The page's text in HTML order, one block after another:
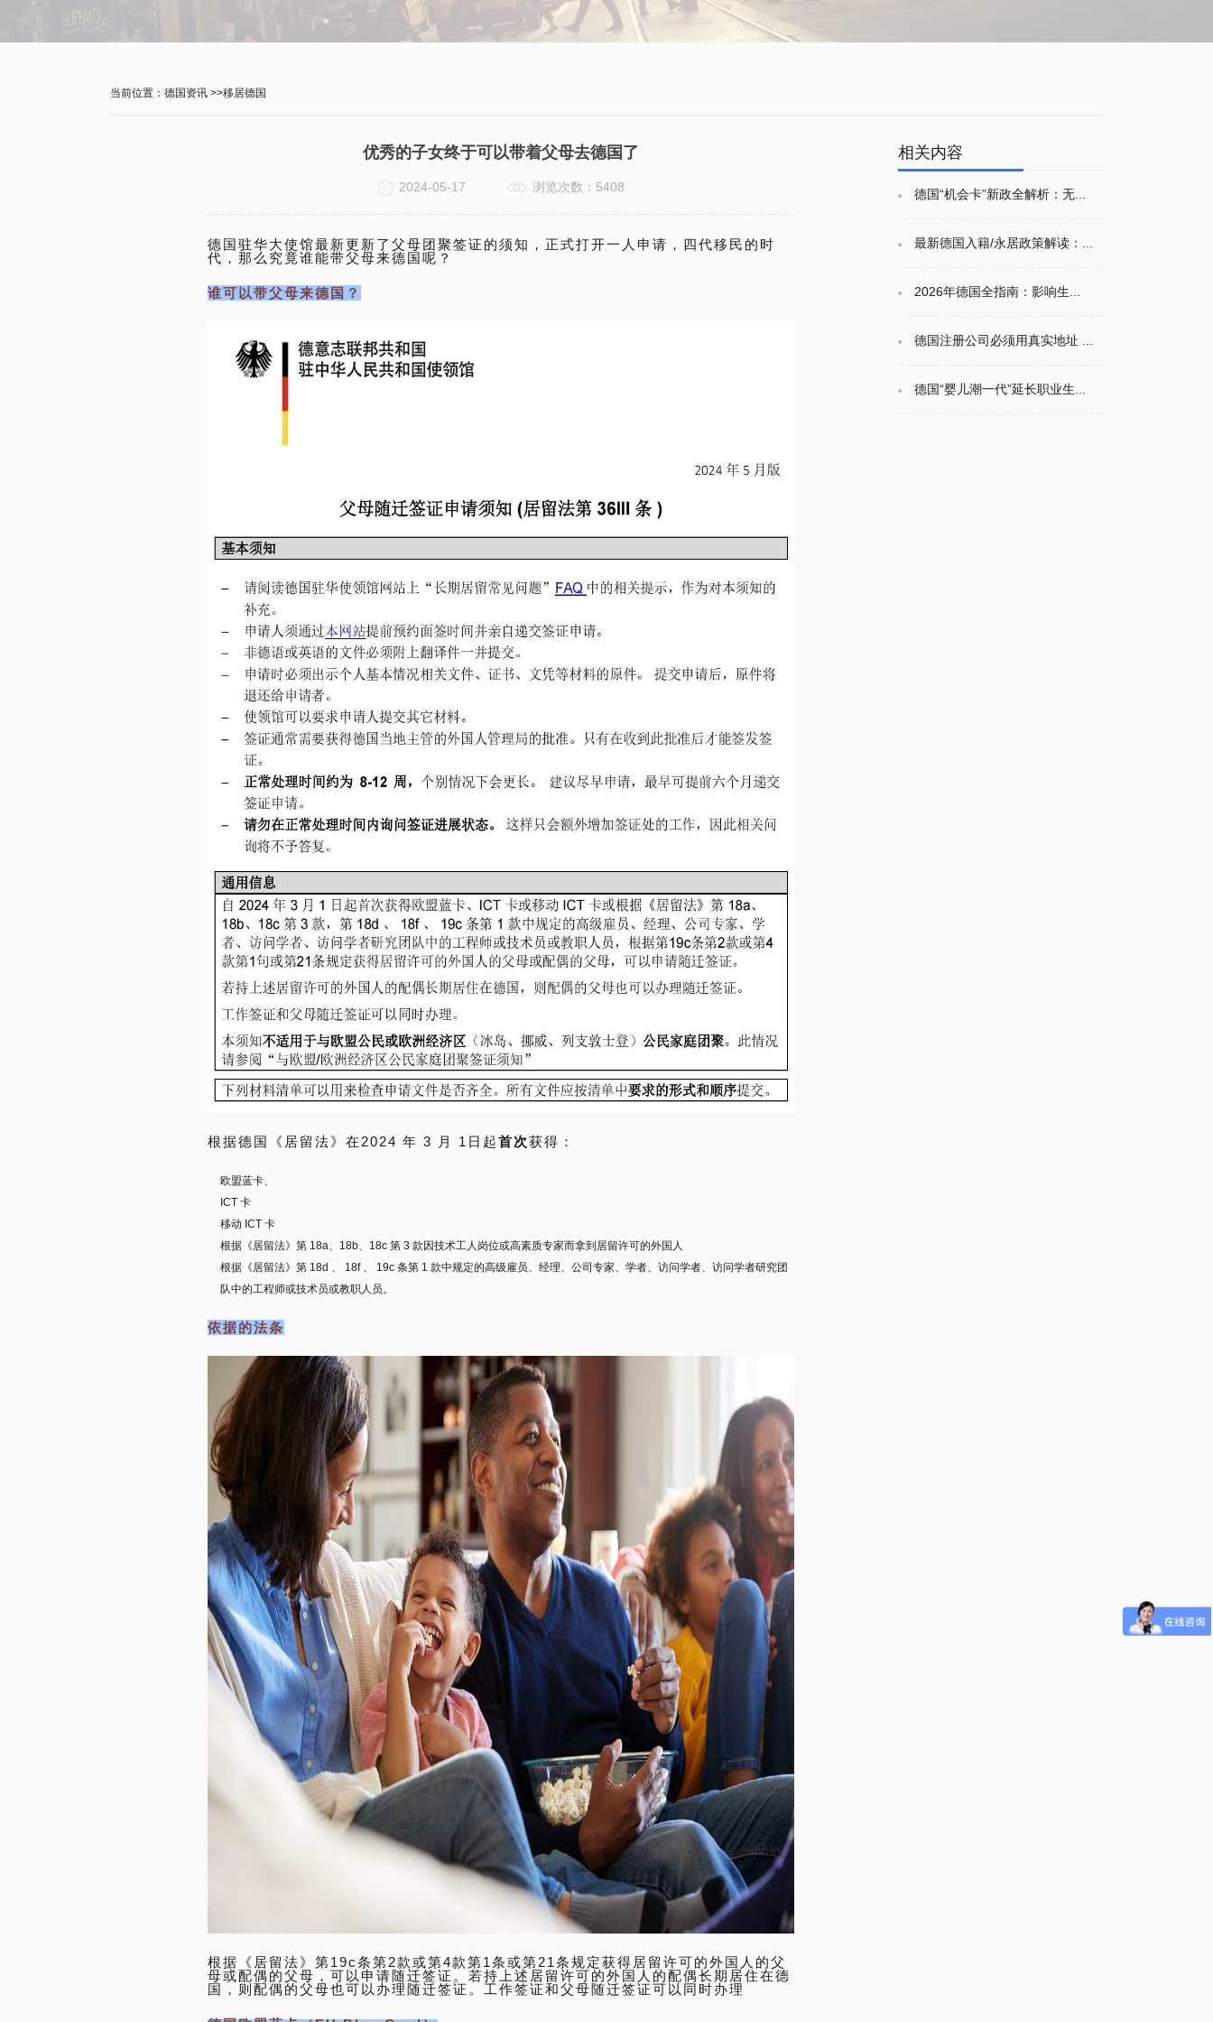
当前位置： 德国资讯 >>移居德国
相关内容
德国“机会卡”新政全解析：无...
最新德国入籍/永居政策解读：...
2026年德国全指南：影响生...
德国注册公司必须用真实地址 ...
德国“婴儿潮一代”延长职业生...
优秀的子女终于可以带着父母去德国了
2024-05-17 浏览次数：5408
德国驻华大使馆最新更新了父母团聚签证的须知，正式打开一人申请，四代移民的时
代，那么究竟谁能带父母来德国呢？
谁可以带父母来德国？
根据德国《居留法》在2024 年 3 月 1日起首次获得：
欧盟蓝卡、
ICT 卡
移动 ICT 卡
根据《居留法》第 18a、18b、18c 第 3 款因技术工人岗位或高素质专家而拿到居留许可的外国人
根据《居留法》第 18d 、 18f 、 19c 条第 1 款中规定的高级雇员、经理、公司专家、学者、访问学者、访问学者研究团
队中的工程师或技术员或教职人员。
依据的法条
根据《居留法》第19c条第2款或第4款第1条或第21条规定获得居留许可的外国人的父
母或配偶的父母，可以申请随迁签证。若持上述居留许可的外国人的配偶长期居住在德
国，则配偶的父母也可以办理随迁签证。工作签证和父母随迁签证可以同时办理